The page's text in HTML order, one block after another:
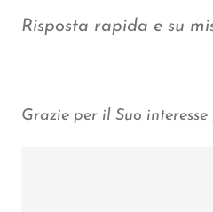
Risposta rapida e su
Grazie per il Suo